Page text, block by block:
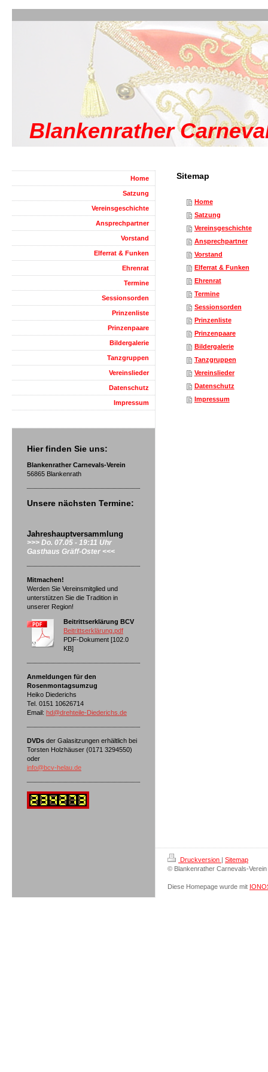
Blankenrather
Sitemap
Home
Satzung
Vereinsgeschichte
Ansprechpartner
Vorstand
Elferrat & Funken
Ehrenrat
Termine
Sessionsorden
Prinzenliste
Prinzenpaare
Bildergalerie
Tanzgruppen
Vereinslieder
Datenschutz
Impressum
Home
Satzung
Vereinsgeschichte
Ansprechpartner
Vorstand
Elferrat & Funken
Ehrenrat
Termine
Sessionsorden
Prinzenliste
Prinzenpaare
Bildergalerie
Tanzgruppen
Vereinslieder
Datenschutz
Impressum
Hier finden Sie uns:
Blankenrather Carnevals-Verein
56865 Blankenrath
Unsere nächsten Termine:
Jahreshauptversammlung
>>> Do. 07.05 - 19:11 Uhr
Gasthaus Gräff-Oster <<<
Mitmachen!
Werden Sie Vereinsmitglied und
unterstützen Sie die Tradition in
unserer Region!
Beitrittserklärung BCV
Beitrittserklärung.pdf
PDF-Dokument [102.0
KB]
Anmeldungen für den
Rosenmontagsumzug
Heiko Diederichs
Tel. 0151 10626714
Email: hd@drehteile-Diederichs.de
DVDs der Galasitzungen erhältlich bei
Torsten Holzhäuser (0171 3294550)
oder
info@bcv-helau.de
Druckversion | Sitemap
© Blankenrather Carnevals-Verein
Diese Homepage wurde mit